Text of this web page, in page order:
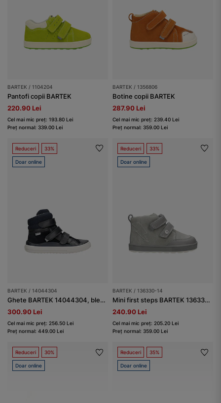
BARTEK / 1104204
Pantofi copii BARTEK
220.90 Lei
Cel mai mic preț: 193.80 Lei
Preț normal: 339.00 Lei
BARTEK / 1356806
Botine copii BARTEK
287.90 Lei
Cel mai mic preț: 239.40 Lei
Preț normal: 359.00 Lei
Reduceri 33%
Doar online
BARTEK / 14044304
Ghete BARTEK 14044304, bleumarin
300.90 Lei
Cel mai mic preț: 256.50 Lei
Preț normal: 449.00 Lei
Reduceri 33%
Doar online
BARTEK / 136330-14
Mini first steps BARTEK 136330-14, gri
240.90 Lei
Cel mai mic preț: 205.20 Lei
Preț normal: 359.00 Lei
Reduceri 30%
Doar online
Reduceri 35%
Doar online